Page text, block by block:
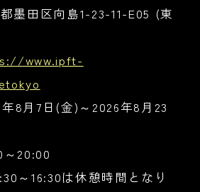
向島1-23-11-E05 (東
www.ipft-
8月7日(金)～2026年8月23
～20:00
は休憩時間となり